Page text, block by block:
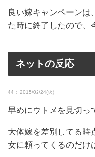
良い嫁キャンペーン
た時に終了したので
ネットの反応
44： 2015/02/24(火)
早めにウトメを見切っ
大体嫁を差別してる時
女に頼ってくるのだけ